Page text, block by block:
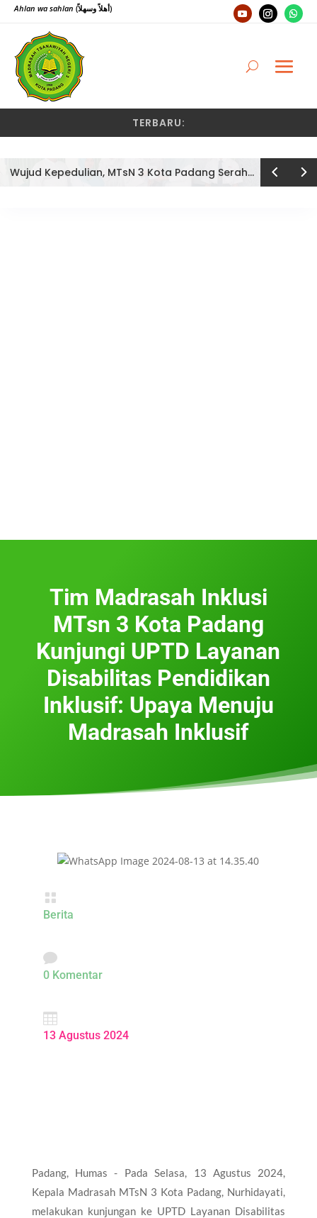
Ahlan wa sahlan (أهلاً وسهلاً)
TERBARU:
Wujud Kepedulian, MTsN 3 Kota Padang Serahkan Bantuan PIP 2026 Secara Simbolis
Tim Madrasah Inklusi
MTsn 3 Kota Padang
Kunjungi UPTD Layanan
Disabilitas Pendidikan
Inklusif: Upaya Menuju
Madrasah Inklusif

Berita

0 Komentar

13 Agustus 2024
Padang, Humas - Pada Selasa, 13 Agustus 2024,
Kepala Madrasah MTsN 3 Kota Padang, Nurhidayati,
melakukan kunjungan ke UPTD Layanan Disabilitas